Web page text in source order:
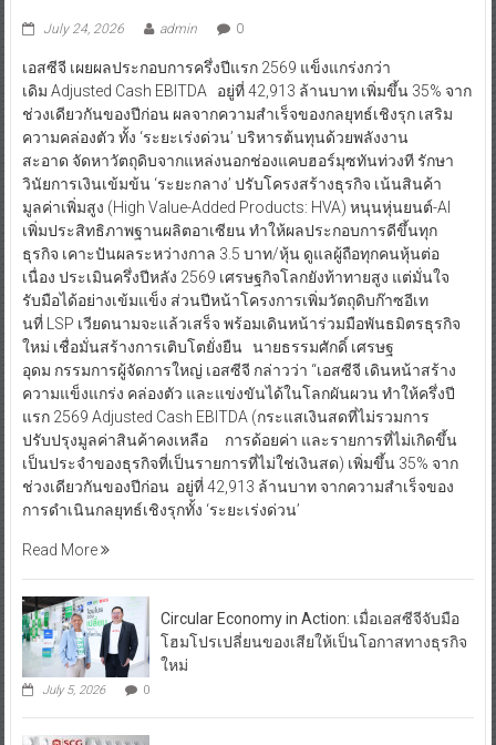
July 24, 2026 admin 0
เอสซีจี เผยผลประกอบการครึ่งปีแรก 2569 แข็งแกร่งกว่า
เดิม Adjusted Cash EBITDA อยู่ที่ 42,913 ล้านบาท เพิ่มขึ้น 35% จาก
ช่วงเดียวกันของปีก่อน ผลจากความสำเร็จของกลยุทธ์เชิงรุก เสริม
ความคล่องตัว ทั้ง ‘ระยะเร่งด่วน’ บริหารต้นทุนด้วยพลังงาน
สะอาด จัดหาวัตถุดิบจากแหล่งนอกช่องแคบฮอร์มุซทันท่วงที รักษา
วินัยการเงินเข้มข้น ‘ระยะกลาง’ ปรับโครงสร้างธุรกิจ เน้นสินค้า
มูลค่าเพิ่มสูง (High Value-Added Products: HVA) หนุนหุ่นยนต์-AI
เพิ่มประสิทธิภาพฐานผลิตอาเซียน ทำให้ผลประกอบการดีขึ้นทุก
ธุรกิจ เคาะปันผลระหว่างกาล 3.5 บาท/หุ้น ดูแลผู้ถือทุกคนหุ้นต่อ
เนื่อง ประเมินครึ่งปีหลัง 2569 เศรษฐกิจโลกยังท้าทายสูง แต่มั่นใจ
รับมือได้อย่างเข้มแข็ง ส่วนปีหน้าโครงการเพิ่มวัตถุดิบก๊าซอีเท
นที่ LSP เวียดนามจะแล้วเสร็จ พร้อมเดินหน้าร่วมมือพันธมิตรธุรกิจ
ใหม่ เชื่อมั่นสร้างการเติบโตยั่งยืน นายธรรมศักดิ์ เศรษฐ
อุดม กรรมการผู้จัดการใหญ่ เอสซีจี กล่าวว่า “เอสซีจี เดินหน้าสร้าง
ความแข็งแกร่ง คล่องตัว และแข่งขันได้ในโลกผันผวน ทำให้ครึ่งปี
แรก 2569 Adjusted Cash EBITDA (กระแสเงินสดที่ไม่รวมการ
ปรับปรุงมูลค่าสินค้าคงเหลือ การด้อยค่า และรายการที่ไม่เกิดขึ้น
เป็นประจำของธุรกิจที่เป็นรายการที่ไม่ใช่เงินสด) เพิ่มขึ้น 35% จาก
ช่วงเดียวกันของปีก่อน อยู่ที่ 42,913 ล้านบาท จากความสำเร็จของ
การดำเนินกลยุทธ์เชิงรุกทั้ง ‘ระยะเร่งด่วน’
Read More
Circular Economy in Action: เมื่อเอสซีจีจับมือ
โฮมโปรเปลี่ยนของเสียให้เป็นโอกาสทางธุรกิจ
ใหม่
July 5, 2026 0